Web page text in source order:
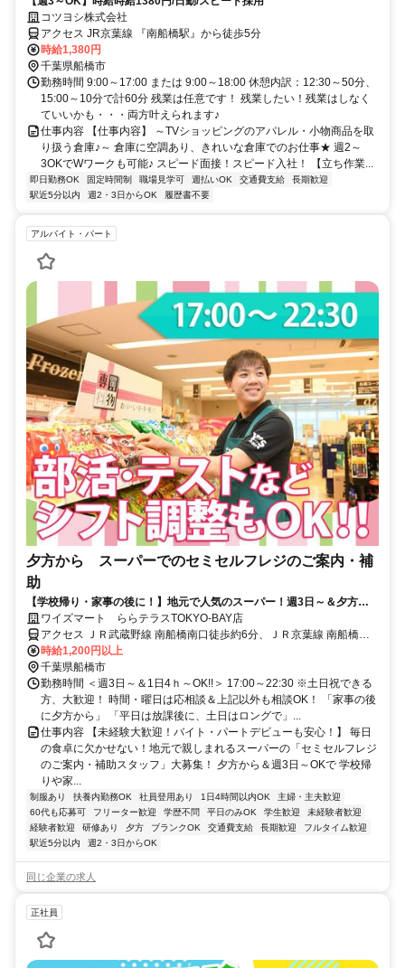
コツヨシ株式会社
アクセス JR京葉線 『南船橋駅』から徒歩5分
時給1,380円
千葉県船橋市
勤務時間 9:00～17:00 または 9:00～18:00 休憩内訳：12:30～50分、
15:00～10分で計60分 残業は任意です！ 残業したい！残業はしなく
ていいかも・・・両方叶えられます♪
仕事内容 【仕事内容】 ～TVショッピングのアパレル・小物商品を取
り扱う倉庫♪～ 倉庫に空調あり、きれいな倉庫でのお仕事★ 週2～
3OKでWワークも可能♪ スピード面接！スピード入社！ 【立ち作業...
即日勤務OK 固定時間制 職場見学可 週払いOK 交通費支給
長期歓迎
駅近5分以内
週2・3日からOK 履歴書不要
アルバイト・パート
夕方から スーパーでのセミセルフレジのご案内・補
助
【学校帰り・家事の後に！】地元で人気のスーパー！週3日～＆夕方か
らの短時間！従業員割引あり
ワイズマート ららテラスTOKYO-BAY店
アクセス ＪＲ武蔵野線 南船橋南口徒歩約6分、ＪＲ京葉線 南船橋南
口徒歩約6分、京成本線 船橋競馬場南口徒歩約20分 JR京葉線「南船
橋駅」直結！
時給1,200円以上
千葉県船橋市
勤務時間 ＜週3日～＆1日4ｈ～OK!!＞ 17:00～22:30 ※土日祝できる
方、大歓迎！ 時間・曜日は応相談＆上記以外も相談OK！ 「家事の後
に夕方から」 「平日は放課後に、土日はロングで」...
仕事内容 【未経験大歓迎！バイト・パートデビューも安心！】 毎日
の食卓に欠かせない！地元で親しまれるスーパーの「セミセルフレジ
のご案内・補助スタッフ」大募集！ 夕方から＆週3日～OKで 学校帰
りや家...
制服あり 扶養内勤務OK 社員登用あり 1日4時間以内OK
主婦・主夫歓迎
60代も応募可
フリーター歓迎 学歴不問 平日のみOK 学生歓迎
未経験者歓迎
経験者歓迎
研修あり 夕方 ブランクOK 交通費支給 長期歓迎
フルタイム歓迎
駅近5分以内
週2・3日からOK
同じ企業の求人
正社員